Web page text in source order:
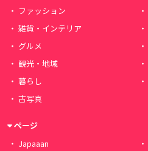
ファッション
雑貨・インテリア
グルメ
観光・地域
暮らし
古写真
ページ
Japaaan